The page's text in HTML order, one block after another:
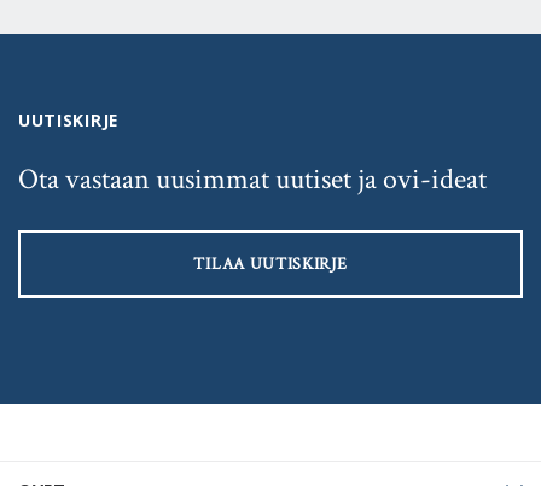
UUTISKIRJE
Ota vastaan uusimmat uutiset ja ovi-ideat
TILAA UUTISKIRJE